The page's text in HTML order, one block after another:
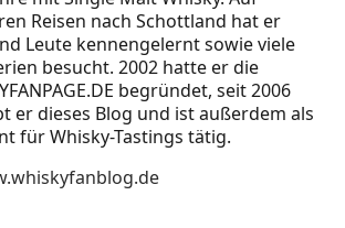
Reisen nach Schottland hat er
Leute kennengelernt sowie viele
besucht. 2002 hatte er die
begründet, seit 2006
er dieses Blog und ist außerdem als
für Whisky-Tastings tätig.